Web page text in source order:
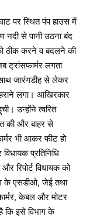
पर स्थित पंप हाउस में
नदी से पानी उठना बंद
को ठीक करने व बदलने की
ट्रांसफार्मर लगता
जारंगडीह से लेकर
लगा। आखिरकार
उन्होंने त्वरित
की और बाहर से
भी आकर फीट हो
प्रतिनिधि
रिपोर्ट विधायक को
के एसडीओ, जेई तथा
केबल और मोटर
इसे विभाग के